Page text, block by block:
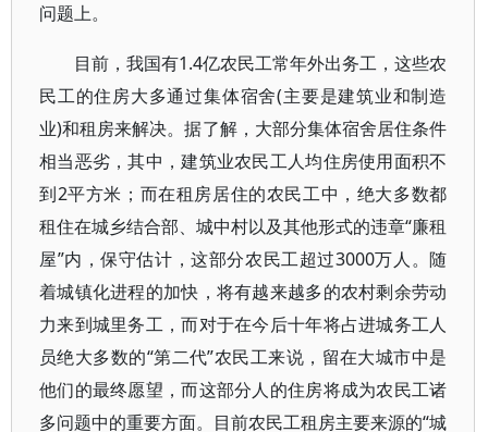
问题上。
目前，我国有1.4亿农民工常年外出务工，这些农
民工的住房大多通过集体宿舍(主要是建筑业和制造
业)和租房来解决。据了解，大部分集体宿舍居住条件
相当恶劣，其中，建筑业农民工人均住房使用面积不
到2平方米；而在租房居住的农民工中，绝大多数都
租住在城乡结合部、城中村以及其他形式的违章“廉租
屋”内，保守估计，这部分农民工超过3000万人。随
着城镇化进程的加快，将有越来越多的农村剩余劳动
力来到城里务工，而对于在今后十年将占进城务工人
员绝大多数的“第二代”农民工来说，留在大城市中是
他们的最终愿望，而这部分人的住房将成为农民工诸
多问题中的重要方面。目前农民工租房主要来源的“城